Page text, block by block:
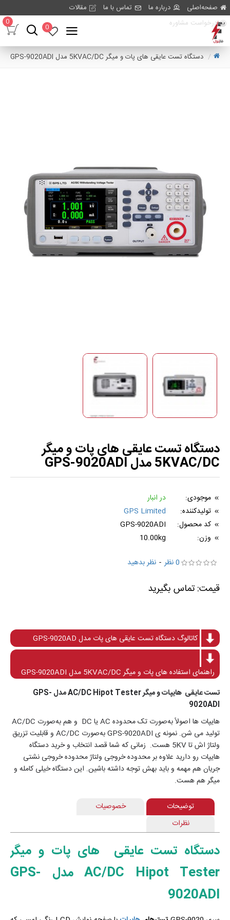
صفحه‌اصلی درباره ما تماس با ما
مقالات
درخواست مشاوره
0
0
دستگاه تست عایقی های پات و میگر 5KVAC/DC مدل GPS-9020ADI
دستگاه تست عایقی های پات و میگر
5KVAC/DC مدل GPS-9020ADI
موجودی:
در انبار
تولیدکننده:
GPS Limited
کد محصول:
GPS-9020ADI
وزن:
10.00kg
0 نظر
- نظر بدهید
تست عایقی هایپات و میگر AC/DC Hipot Tester مدل GPS-
9020ADI
هایپات ها اصولاً به‌صورت تک محدوده AC یا DC و هم به‌صورت AC/DC
تولید می شن. نمونه‌ ی GPS-9020ADI به‌صورت AC/DC و قابلیت تزریق
ولتاژ اش تا 5KV هست. زمانی که شما قصد انتخاب و خرید دستگاه
هایپات رو دارید علاوه بر محدوده خروجی ولتاژ محدوده خروجی نشتی
جریان هم مهمه و باید بهش توجه داشته باشین. این دستگاه خیلی کامله و
میگر هم هست.
کاتالوگ دستگاه تست عایقی های پات مدل GPS-9020AD
راهنمای استفاده های پات و میگر 5KVAC/DC مدل GPS-9020ADI
توضیحات
خصوصیات
نظرات
دستگاه تست عایقی های پات و میگر
AC/DC Hipot Tester مدل GPS-
9020ADI